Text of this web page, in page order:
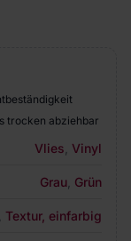
trocken abziehbar
Vlies Vinyl
Grau Grün
Textur, einfarbig